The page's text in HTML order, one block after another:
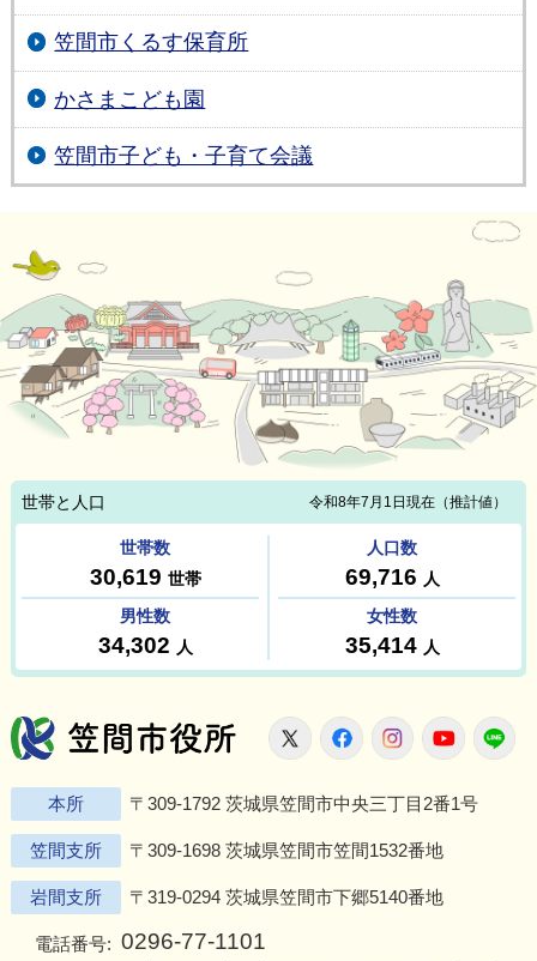
笠間市くるす保育所
かさまこども園
笠間市子ども・子育て会議
笠間市役所
X FacebookInstagram
本所 〒309-1792 茨城県笠間市中央三丁目2番1号
笠間支所 〒309-1698 茨城県笠間市笠間1532番地
岩間支所 〒319-0294 茨城県笠間市下郷5140番地
電話番号: 0296-77-1101